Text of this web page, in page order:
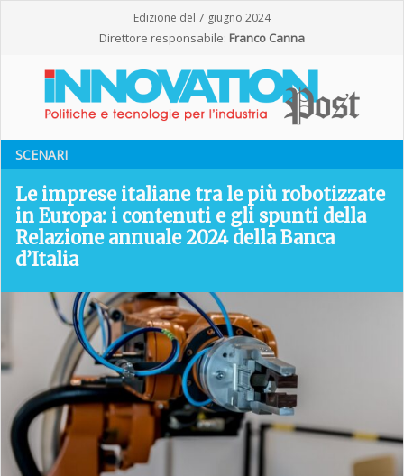
Edizione del 7 giugno 2024
Direttore responsabile: Franco Canna
SCENARI
Le imprese italiane tra le più robotizzate
in Europa: i contenuti e gli spunti della
Relazione annuale 2024 della Banca
d’Italia